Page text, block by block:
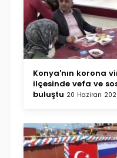
Konya'nın korona
ilçesinde vefa ve
buluştu 20 Haziran